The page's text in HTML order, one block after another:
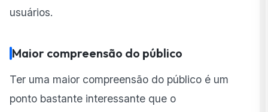
usuários.
Maior compreensão do público
Ter uma maior compreensão do público é um
ponto bastante interessante que o